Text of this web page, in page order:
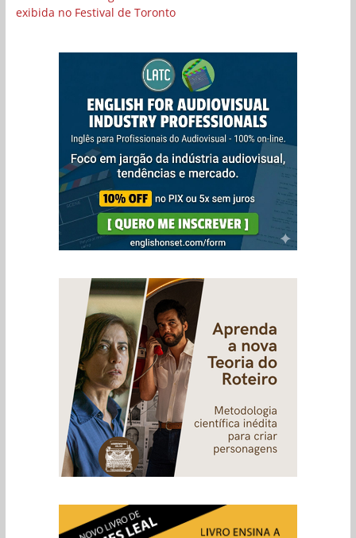
exibida no Festival de Toronto